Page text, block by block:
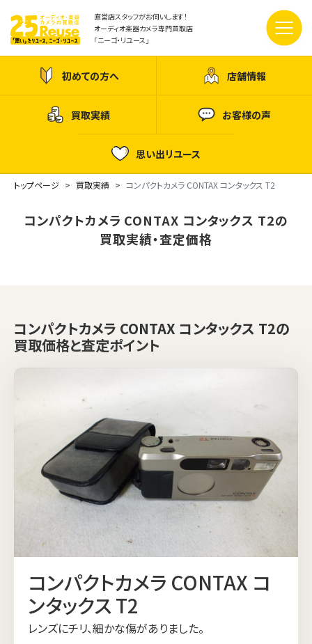
直営店スタッフがお伺いします！
オーディオ楽器カメラ専門買取店
「ニーゴ・リユース」
初めての方へ 店舗情報
買取実績 お客様の声
思い出リユース
トップページ 買取実績 コンパクトカメラ CONTAX コンタックス T2
コンパクトカメラ CONTAX コンタックス T2の
買取実績・査定価格
コンパクトカメラ CONTAX コンタックス T2の
買取価格と査定ポイント
コンパクトカメラ CONTAX コ
ンタックス T2
レンズにチリ、細かな傷がありました。